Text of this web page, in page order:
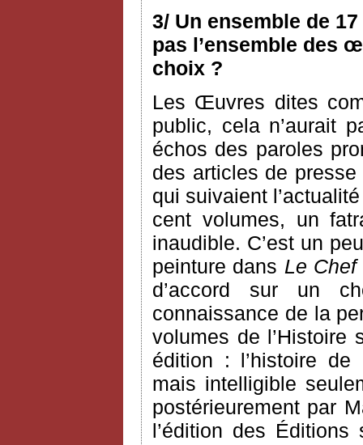
3/ Un ensemble de
pas l’ensemble des
choix ?
Les Œuvres dites
public, cela n’aurait
échos des paroles
des articles de
qui suivaient
cent volumes, un
inaudible. C’est un
peinture dans Le
d’accord sur un
connaissance de la
volumes de l’Histoire
édition : l’histoire
mais intelligible
postérieurement par
l’édition des